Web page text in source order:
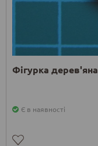
Фігурка
Є в наявності